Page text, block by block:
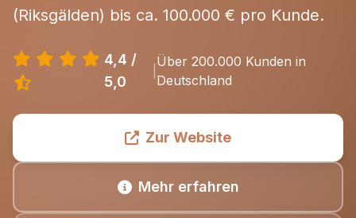
(Riksgälden) bis ca. 100.000 € pro Kunde.
4,4 /
5,0
Über 200.000 Kunden in
Deutschland
Zur Website
Mehr erfahren